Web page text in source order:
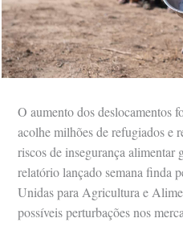
O aumento dos deslocamentos
acolhe milhões de refugiados e
riscos de insegurança alimentar
relatório lançado semana finda
Unidas para Agricultura e
possíveis perturbações nos